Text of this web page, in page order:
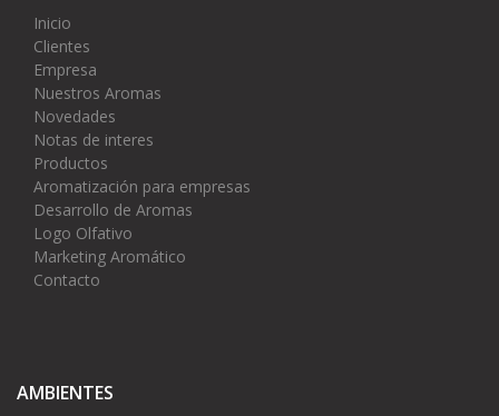
Inicio
Clientes
Empresa
Nuestros Aromas
Novedades
Notas de interes
Productos
Aromatización para empresas
Desarrollo de Aromas
Logo Olfativo
Marketing Aromático
Contacto
AMBIENTES